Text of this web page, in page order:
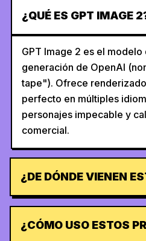
¿QUÉ ES GPT IMAGE
GPT Image 2 es el
generación de OpenAI
tape"). Ofrece
perfecto en múltiples
personajes impecable y
comercial.
¿DE DÓNDE VIENEN
¿CÓMO USO ESTOS